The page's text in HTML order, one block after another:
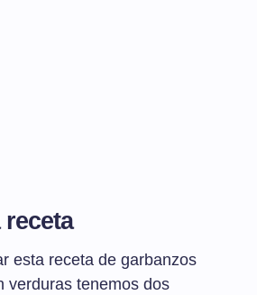
receta
esta receta de garbanzos
verduras tenemos dos